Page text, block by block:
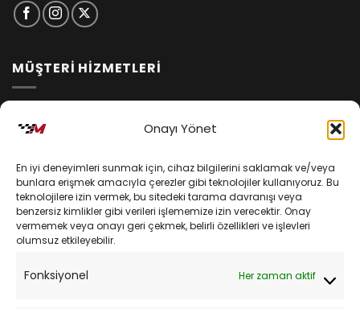
Onayı Yönet
En iyi deneyimleri sunmak için, cihaz bilgilerini saklamak ve/veya
bunlara erişmek amacıyla çerezler gibi teknolojiler kullanıyoruz. Bu
teknolojilere izin vermek, bu sitedeki tarama davranışı veya
benzersiz kimlikler gibi verileri işlememize izin verecektir. Onay
vermemek veya onayı geri çekmek, belirli özellikleri ve işlevleri
olumsuz etkileyebilir.
Fonksiyonel Her zaman aktif
MÜŞTERİ HİZMETLERİ
Kişisel Verilerin Korunması
Mesafeli Satış Sözleşmesi